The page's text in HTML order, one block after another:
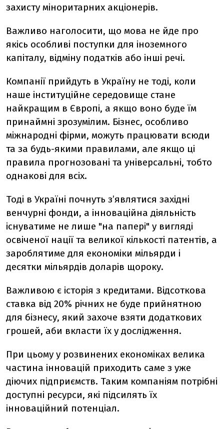
захисту міноритарних акціонерів.
Важливо наголосити, що мова не йде про
якісь особливі поступки для іноземного
капіталу, відміну податків або інші речі.
Компанії прийдуть в Україну не тоді, коли
наше інституційне середовище стане
найкращим в Європі, а якщо воно буде їм
принаймні зрозумілим. Бізнес, особливо
міжнародні фірми, можуть працювати всюди
та за будь-якими правилами, але якщо ці
правила прогнозовані та універсальні, тобто
однакові для всіх.
Тоді в Україні почнуть з’являтися західні
венчурні фонди, а інноваційна діяльність
існуватиме не лише "на папері" у вигляді
освіченої нації та великої кількості патентів, а
зароблятиме для економіки мільярди і
десятки мільярдів доларів щороку.
Важливою є історія з кредитами. Відсоткова
ставка від 20% річних не буде прийнятною
для бізнесу, який захоче взяти додаткових
грошей, аби вкласти їх у дослідження.
При цьому у розвинених економіках велика
частина інновацій приходить саме з уже
діючих підприємств. Таким компаніям потрібні
доступні ресурси, які підсилять їх
інноваційний потенціал.